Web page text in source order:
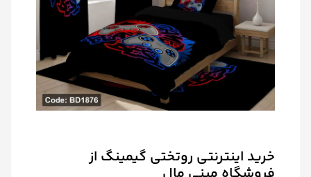
خرید اینترنتی روتختی گیمینگ از